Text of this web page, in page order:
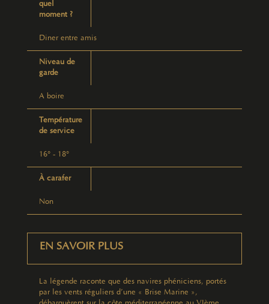
quel
moment ?
Diner entre amis
Niveau de
garde
A boire
Température
de service
16° - 18°
À carafer
Non
EN SAVOIR PLUS
La légende raconte que des navires phéniciens, portés
par les vents réguliers d’une « Brise Marine »,